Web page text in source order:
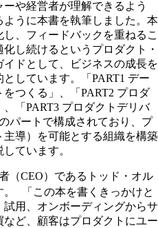
や経営者が理解できるよう
うに本書を執筆しました。本
、フィードバックを重ねるこ
し続けるというプロダクト・
ドとして、ビジネスの成長を
しています。「PART1 デー
つくる」、「PART2 プロダ
「PART3 プロダクトデリバ
パートで構成されており、プ
導）を可能とする組織を構築
ています。
（CEO）であるトッド・オル
。 「この本を書くきっかけと
用、オンボーディングからサ
ど、顧客はプロダクトにユー